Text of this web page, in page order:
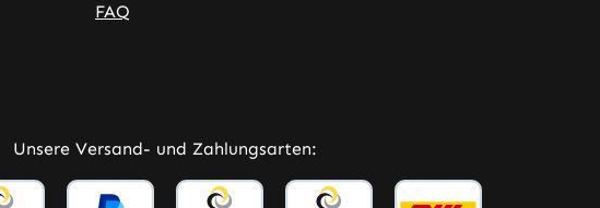
FAQ
Unsere Versand- und Zahlungsarten: